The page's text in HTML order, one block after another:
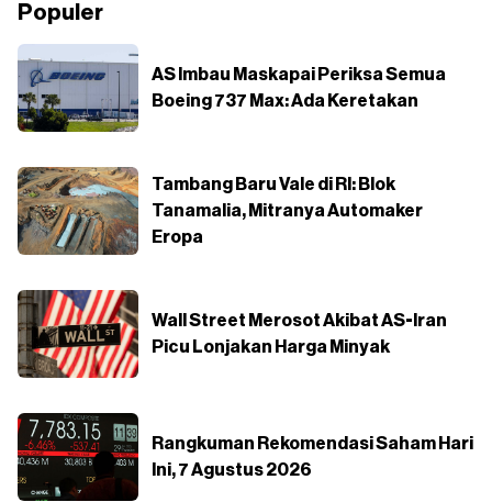
Populer
AS Imbau Maskapai Periksa Semua
Boeing 737 Max: Ada Keretakan
Tambang Baru Vale di RI: Blok
Tanamalia, Mitranya Automaker
Eropa
Wall Street Merosot Akibat AS-Iran
Picu Lonjakan Harga Minyak
Rangkuman Rekomendasi Saham Hari
Ini, 7 Agustus 2026